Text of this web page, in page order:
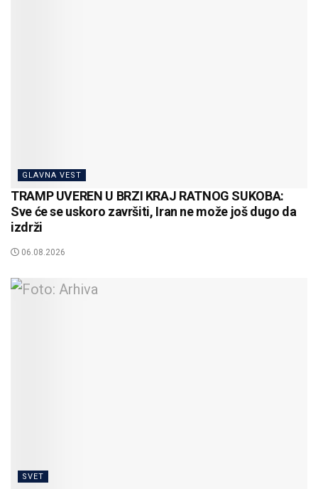
GLAVNA VEST
TRAMP UVEREN U BRZI KRAJ RATNOG SUKOBA:
Sve će se uskoro završiti, Iran ne može još dugo da
izdrži
06.08.2026
SVET